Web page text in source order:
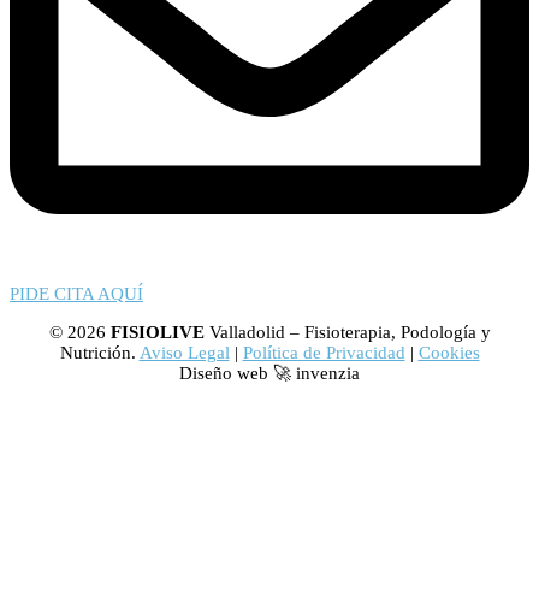
PIDE CITA AQUÍ
© 2026 FISIOLIVEValladolid – Fisioterapia, Podología y
Nutrición. Aviso Legal | Política de Privacidad | Cookies
Diseño web 🚀 invenzia